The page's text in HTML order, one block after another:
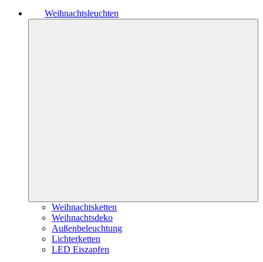
Weihnachtsleuchten
Weihnachtsketten
Weihnachtsdeko
Außenbeleuchtung
Lichterketten
LED Eiszapfen